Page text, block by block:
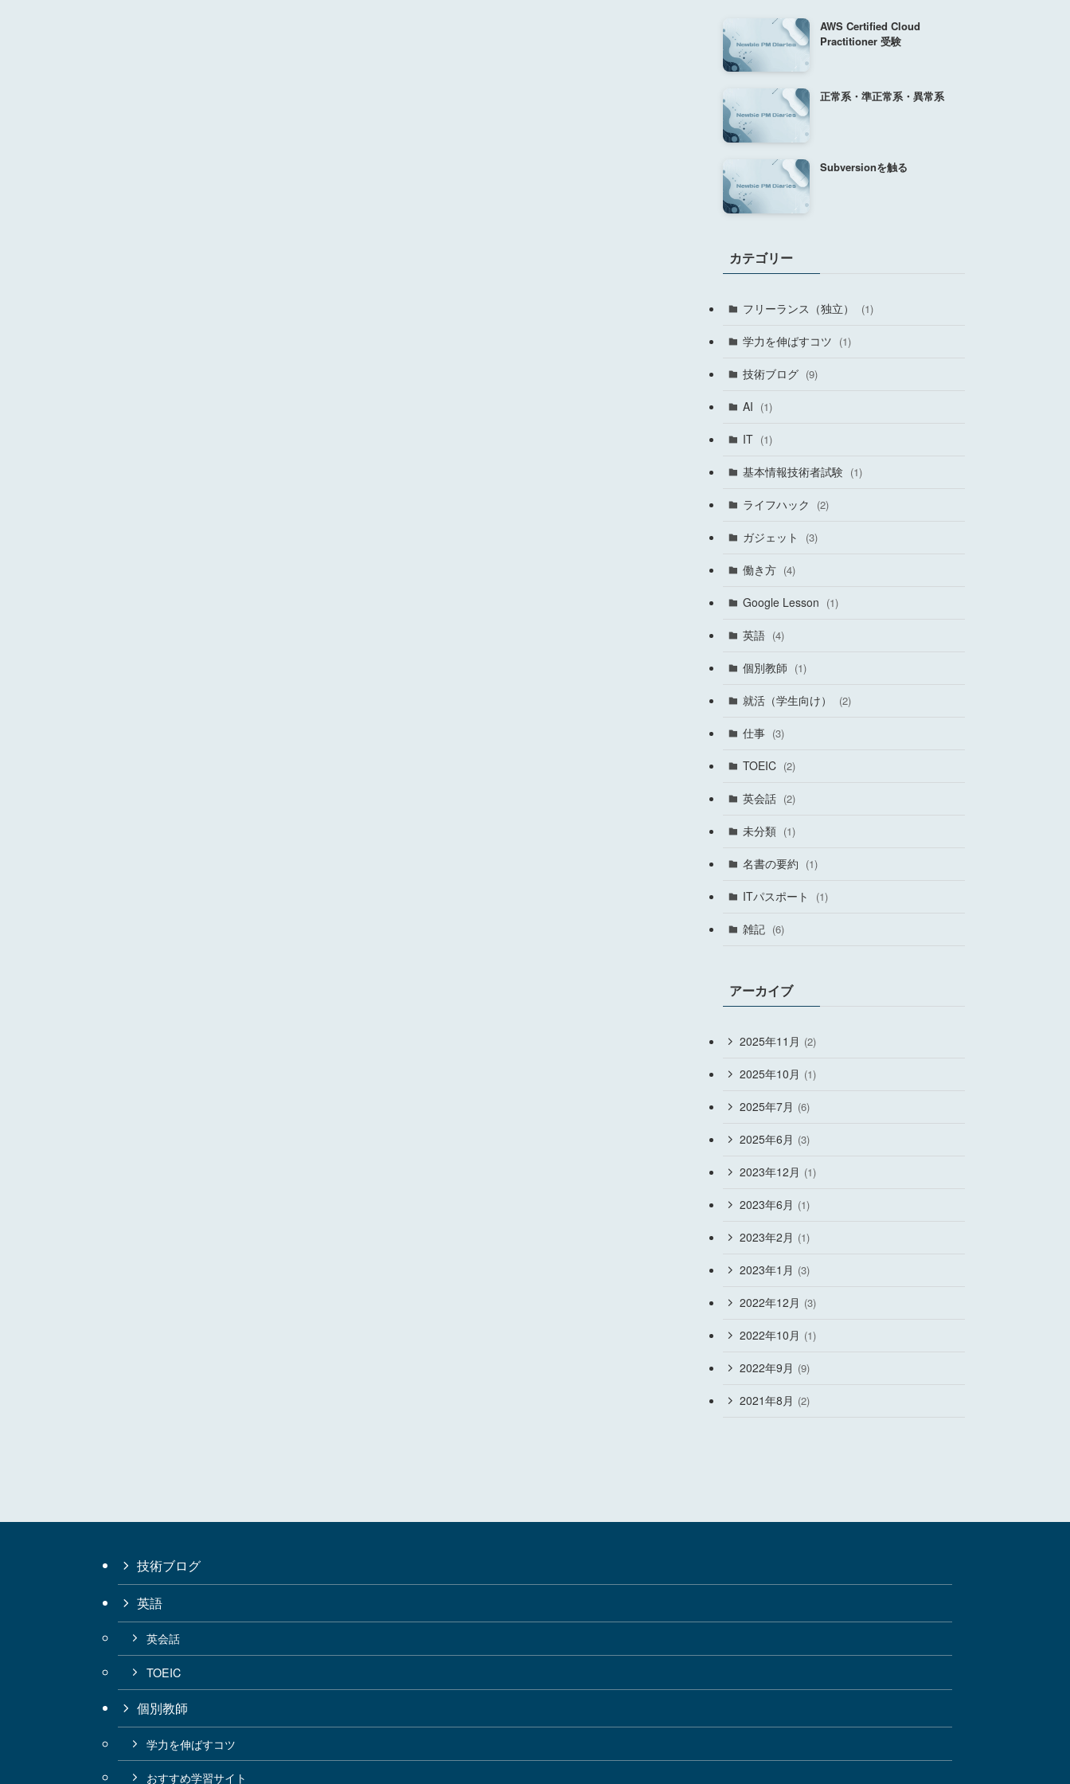
AWS Certified Cloud
Practitioner 受験
正常系・準正常系・異常系
Subversionを触る
カテゴリー
フリーランス（独立） (1)
学力を伸ばすコツ (1)
技術ブログ (9)
AI (1)
IT (1)
基本情報技術者試験 (1)
ライフハック (2)
ガジェット (3)
働き方 (4)
Google Lesson (1)
英語 (4)
個別教師 (1)
就活（学生向け） (2)
仕事 (3)
TOEIC (2)
英会話 (2)
未分類 (1)
名書の要約 (1)
ITパスポート (1)
雑記 (6)
アーカイブ
2025年11月 (2)
2025年10月 (1)
2025年7月 (6)
2025年6月 (3)
2023年12月 (1)
2023年6月 (1)
2023年2月 (1)
2023年1月 (3)
2022年12月 (3)
2022年10月 (1)
2022年9月 (9)
2021年8月 (2)
技術ブログ
英語
英会話
TOEIC
個別教師
学力を伸ばすコツ
おすすめ学習サイト